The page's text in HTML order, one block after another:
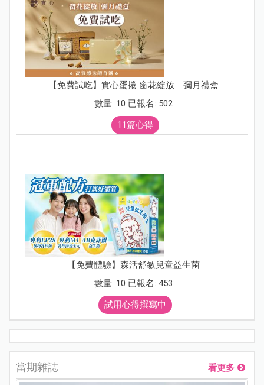
【免費試吃】實心蛋捲 窗花綻放｜彌月禮盒
數量: 10 已報名: 502
11篇心得
【免費體驗】森活舒敏兒童益生菌
數量: 10 已報名: 453
試用心得撰寫中
當期雜誌 看更多